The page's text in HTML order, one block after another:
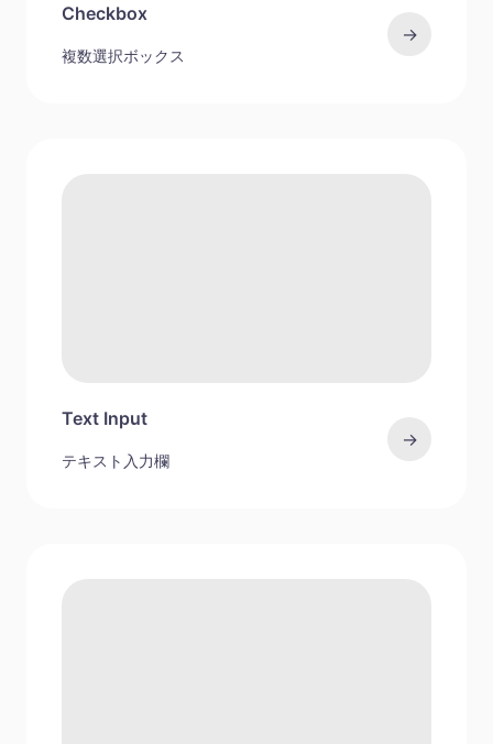
Checkbox
複数選択ボックス
→
Text Input
テキスト入力欄
→